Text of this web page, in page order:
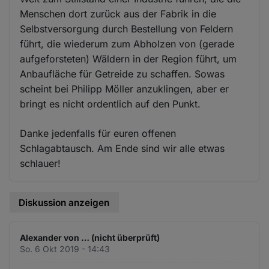
Menschen dort zurück aus der Fabrik in die
Selbstversorgung durch Bestellung von Feldern
führt, die wiederum zum Abholzen von (gerade
aufgeforsteten) Wäldern in der Region führt, um
Anbaufläche für Getreide zu schaffen. Sowas
scheint bei Philipp Möller anzuklingen, aber er
bringt es nicht ordentlich auf den Punkt.
Danke jedenfalls für euren offenen
Schlagabtausch. Am Ende sind wir alle etwas
schlauer!
Diskussion anzeigen
Alexander von … (nicht überprüft)
So. 6 Okt 2019 - 14:43